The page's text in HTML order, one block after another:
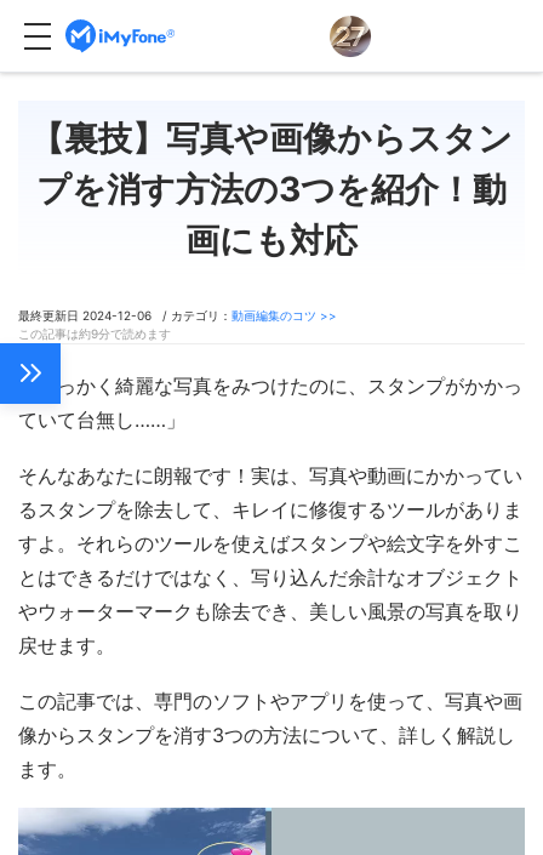
【裏技】写真や画像からスタン
プを消す方法の3つを紹介！動
画にも対応
最終更新日 2024-12-06 / カテゴリ： 動画編集のコツ >>
この記事は約9分で読めます
「せっかく綺麗な写真をみつけたのに、スタンプがかかっ
ていて台無し……」
そんなあなたに朗報です！実は、写真や動画にかかってい
るスタンプを除去して、キレイに修復するツールがありま
すよ。それらのツールを使えばスタンプや絵文字を外すこ
とはできるだけではなく、写り込んだ余計なオブジェクト
やウォーターマークも除去でき、美しい風景の写真を取り
戻せます。
この記事では、専門のソフトやアプリを使って、写真や画
像からスタンプを消す3つの方法について、詳しく解説し
ます。